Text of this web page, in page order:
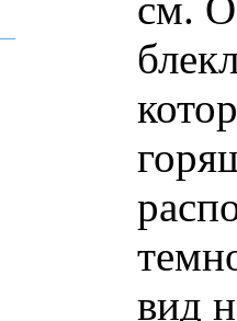
см.
вид